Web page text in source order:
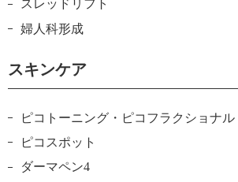
スレッドリフト
婦人科形成
スキンケア
ピコトーニング・ピコフラクショナル
ピコスポット
ダーマペン4